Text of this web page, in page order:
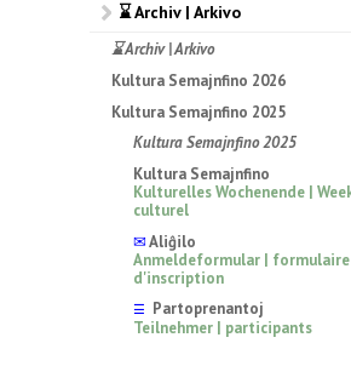
⌛ Archiv | Arkivo
⌛ Archiv | Arkivo
Kultura Semajnfino 2026
Kultura Semajnfino 2025
Kultura Semajnfino 2025
Kultura Semajnfino
Kulturelles Wochenende |
culturel
✉Aliĝilo
Anmeldeformular | formulaire
d'inscription
☰ Partoprenantoj
Teilnehmer | participants